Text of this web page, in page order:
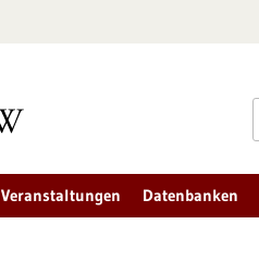
Veranstaltungen Datenbanken